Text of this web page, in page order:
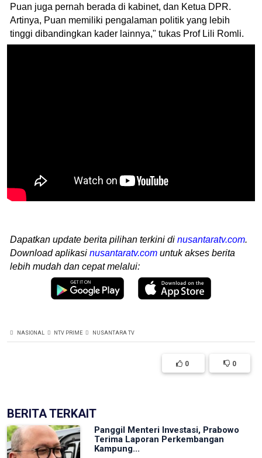
Puan juga pernah berada di kabinet, dan Ketua DPR.
Artinya, Puan memiliki pengalaman politik yang lebih
tinggi dibandingkan kader lainnya," tukas Prof Lili Romli.
Dapatkan update berita pilihan terkini di nusantaratv.com.
Download aplikasi nusantaratv.com untuk akses berita
lebih mudah dan cepat melalui:
NASIONAL NTV PRIME NUSANTARA TV
0 0
BERITA TERKAIT
Panggil Menteri Investasi, Prabowo
Terima Laporan Perkembangan
Kampung...